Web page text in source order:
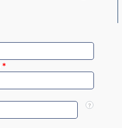
*
?